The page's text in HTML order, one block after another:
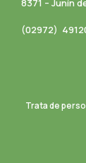
8371 – Junín
(02972)
Trata de